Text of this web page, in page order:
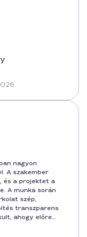
nagyon
A szakember
és a projektet a
A munka során
szép,
transzparens
ahogy előre